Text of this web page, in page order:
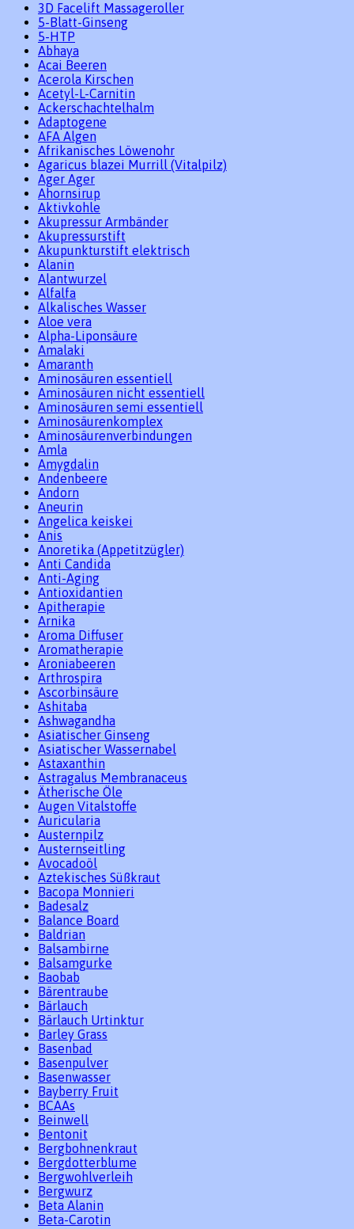
3D Facelift Massageroller
5-Blatt-Ginseng
5-HTP
Abhaya
Acai Beeren
Acerola Kirschen
Acetyl-L-Carnitin
Ackerschachtelhalm
Adaptogene
AFA Algen
Afrikanisches Löwenohr
Agaricus blazei Murrill (Vitalpilz)
Ager Ager
Ahornsirup
Aktivkohle
Akupressur Armbänder
Akupressurstift
Akupunkturstift elektrisch
Alanin
Alantwurzel
Alfalfa
Alkalisches Wasser
Aloe vera
Alpha-Liponsäure
Amalaki
Amaranth
Aminosäuren essentiell
Aminosäuren nicht essentiell
Aminosäuren semi essentiell
Aminosäurenkomplex
Aminosäurenverbindungen
Amla
Amygdalin
Andenbeere
Andorn
Aneurin
Angelica keiskei
Anis
Anoretika (Appetitzügler)
Anti Candida
Anti-Aging
Antioxidantien
Apitherapie
Arnika
Aroma Diffuser
Aromatherapie
Aroniabeeren
Arthrospira
Ascorbinsäure
Ashitaba
Ashwagandha
Asiatischer Ginseng
Asiatischer Wassernabel
Astaxanthin
Astragalus Membranaceus
Ätherische Öle
Augen Vitalstoffe
Auricularia
Austernpilz
Austernseitling
Avocadoöl
Aztekisches Süßkraut
Bacopa Monnieri
Badesalz
Balance Board
Baldrian
Balsambirne
Balsamgurke
Baobab
Bärentraube
Bärlauch
Bärlauch Urtinktur
Barley Grass
Basenbad
Basenpulver
Basenwasser
Bayberry Fruit
BCAAs
Beinwell
Bentonit
Bergbohnenkraut
Bergdotterblume
Bergwohlverleih
Bergwurz
Beta Alanin
Beta-Carotin